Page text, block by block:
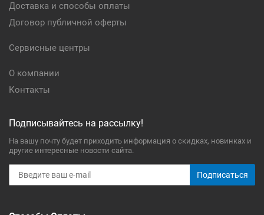
Доставка и способы оплаты
Договор публичной оферты
Сервисные центры
О компании
Контакты
Подписывайтесь на рассылку!
На вашу почту будет приходить информация о скидках, новинках и
другие интересные новости сайта.
Подписаться